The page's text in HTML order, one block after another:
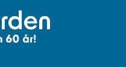
Babyverden.no